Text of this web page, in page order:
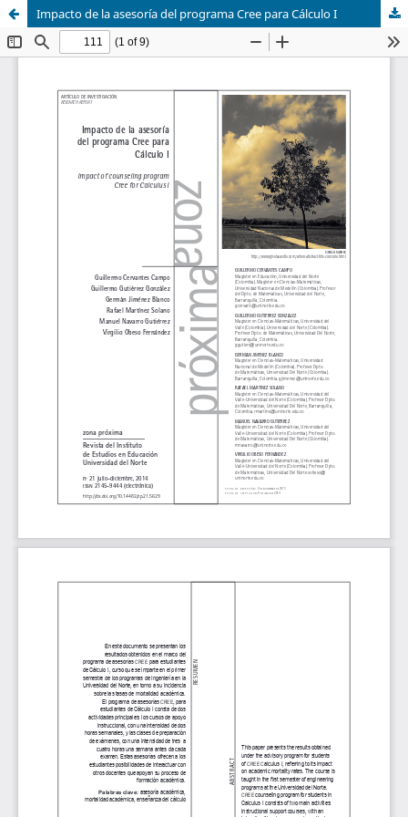
Impacto de la asesoría del programa Cree para Cálculo I